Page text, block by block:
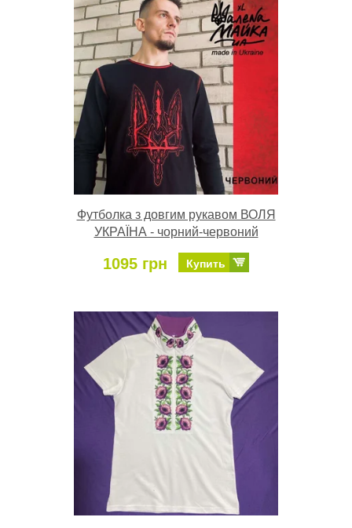
Футболка з довгим рукавом ВОЛЯ
УКРАЇНА - чорний-червоний
1095 грн Купить